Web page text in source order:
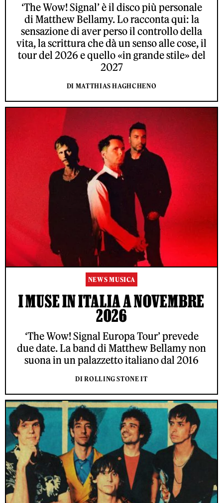
‘The Wow! Signal’ è il disco più personale
di Matthew Bellamy. Lo racconta qui: la
sensazione di aver perso il controllo della
vita, la scrittura che dà un senso alle cose, il
tour del 2026 e quello «in grande stile» del
2027
DI MATTHIAS HAGHCHENO
NEWS MUSICA
I MUSE IN ITALIA A NOVEMBRE
2026
‘The Wow! Signal Europa Tour’ prevede
due date. La band di Matthew Bellamy non
suona in un palazzetto italiano dal 2016
DI ROLLING STONE IT